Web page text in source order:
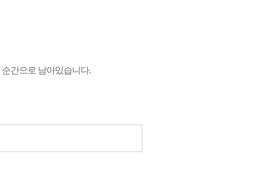
간으로 남아있습니다.